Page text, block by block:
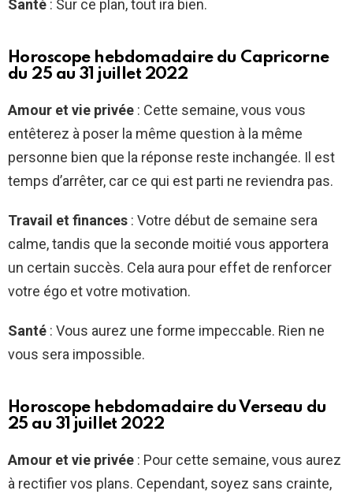
Santé : Sur ce plan, tout ira bien.
Horoscope hebdomadaire du Capricorne
du 25 au 31 juillet 2022
Amour et vie privée : Cette semaine, vous vous
entêterez à poser la même question à la même
personne bien que la réponse reste inchangée. Il est
temps d’arrêter, car ce qui est parti ne reviendra pas.
Travail et finances : Votre début de semaine sera
calme, tandis que la seconde moitié vous apportera
un certain succès. Cela aura pour effet de renforcer
votre égo et votre motivation.
Santé : Vous aurez une forme impeccable. Rien ne
vous sera impossible.
Horoscope hebdomadaire du Verseau du
25 au 31 juillet 2022
Amour et vie privée : Pour cette semaine, vous aurez
à rectifier vos plans. Cependant, soyez sans crainte,